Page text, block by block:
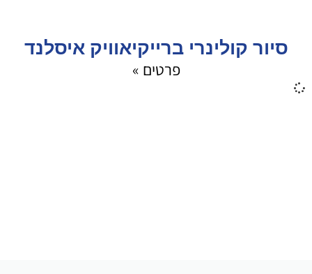
סיור קולינרי ברייקיאוויק איסלנד
פרטים »